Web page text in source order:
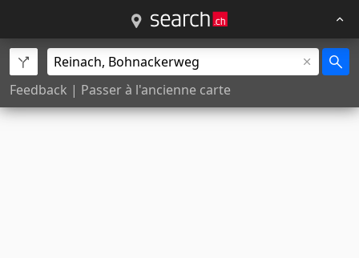
Feedback | Passer à l'ancienne carte